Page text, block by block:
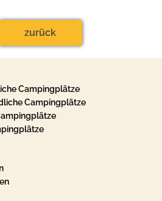
zurück
Campingplätze
Campingplätze